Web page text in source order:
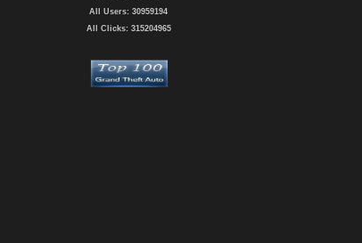
All Users: 30959194
All Clicks: 315204965